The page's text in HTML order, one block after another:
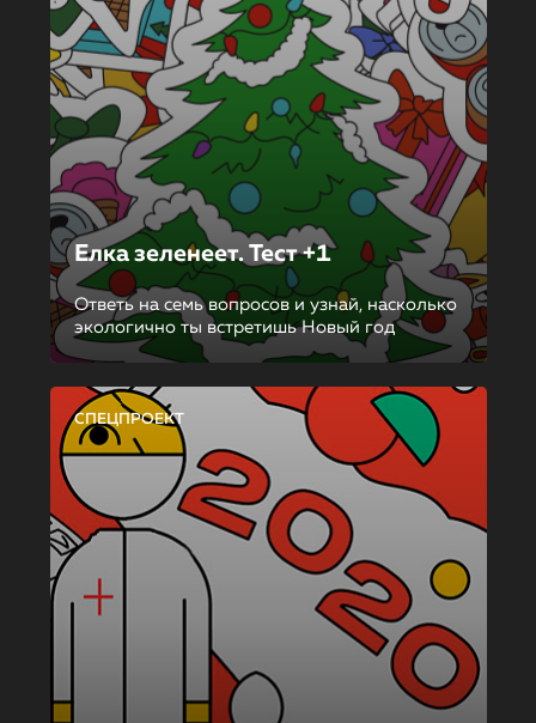
Елка зеленеет. Тест +1
Ответь на семь вопросов и узнай, насколько
экологично ты встретишь Новый год
СПЕЦПРОЕКТ